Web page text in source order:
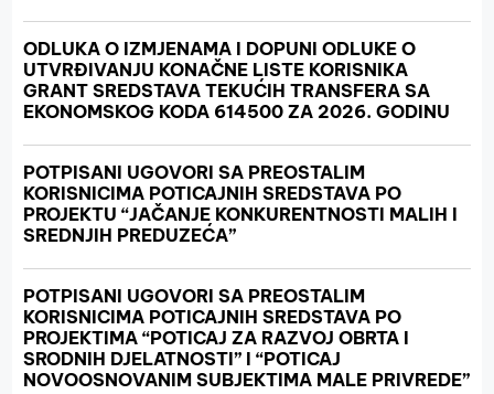
ODLUKA O IZMJENAMA I DOPUNI ODLUKE O
UTVRĐIVANJU KONAČNE LISTE KORISNIKA
GRANT SREDSTAVA TEKUĆIH TRANSFERA SA
EKONOMSKOG KODA 614500 ZA 2026. GODINU
POTPISANI UGOVORI SA PREOSTALIM
KORISNICIMA POTICAJNIH SREDSTAVA PO
PROJEKTU “JAČANJE KONKURENTNOSTI MALIH I
SREDNJIH PREDUZEĆA”
POTPISANI UGOVORI SA PREOSTALIM
KORISNICIMA POTICAJNIH SREDSTAVA PO
PROJEKTIMA “POTICAJ ZA RAZVOJ OBRTA I
SRODNIH DJELATNOSTI” I “POTICAJ
NOVOOSNOVANIM SUBJEKTIMA MALE PRIVREDE”